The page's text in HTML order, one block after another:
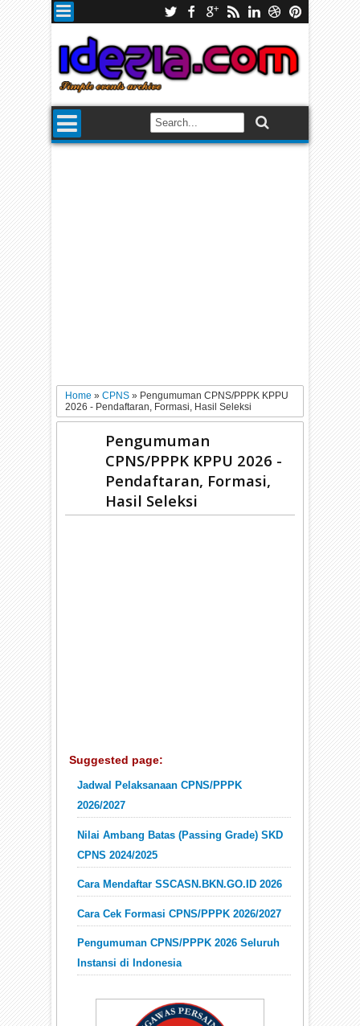
Home»CPNS» Pengumuman CPNS/PPPK KPPU
2026 - Pendaftaran, Formasi, Hasil Seleksi
Pengumuman
CPNS/PPPK KPPU 2026 -
Pendaftaran, Formasi,
Hasil Seleksi
Suggested page:
Jadwal Pelaksanaan CPNS/PPPK
2026/2027
Nilai Ambang Batas (Passing Grade) SKD
CPNS 2024/2025
Cara Mendaftar SSCASN.BKN.GO.ID 2026
Cara Cek Formasi CPNS/PPPK 2026/2027
Pengumuman CPNS/PPPK 2026 Seluruh
Instansi di Indonesia